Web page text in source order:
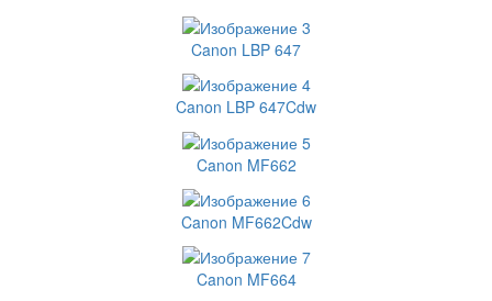
Canon LBP 647
Canon LBP 647Cdw
Canon MF662
Canon MF662Cdw
Canon MF664